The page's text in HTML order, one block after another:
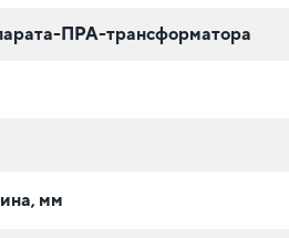
ПРА-трансформатора
мм